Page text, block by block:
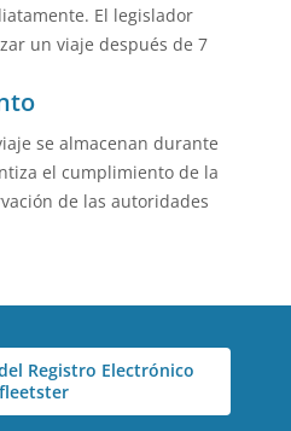
El legislador
un viaje después de 7
se almacenan durante
el cumplimiento de la
de las autoridades
Registro Electrónico